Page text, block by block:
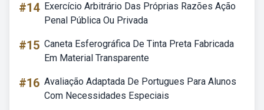
#14 Exercício Arbitrário Das Próprias Razões Ação
Penal Pública Ou Privada
#15 Caneta Esferográfica De Tinta Preta Fabricada
Em Material Transparente
#16 Avaliação Adaptada De Portugues Para Alunos
Com Necessidades Especiais